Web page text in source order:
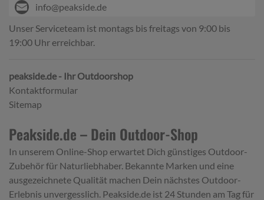
info@peakside.de
Unser Serviceteam ist montags bis freitags von 9:00 bis
19:00 Uhr erreichbar.
peakside.de - Ihr Outdoorshop
Kontaktformular
Sitemap
Peakside.de – Dein Outdoor-Shop
In unserem Online-Shop erwartet Dich günstiges Outdoor-
Zubehör für Naturliebhaber. Bekannte Marken und eine
ausgezeichnete Qualität machen Dein nächstes Outdoor-
Erlebnis unvergesslich. Peakside.de ist 24 Stunden am Tag für